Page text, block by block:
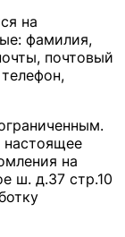
на
фамилия,
почтовый
на
ш. д.37 стр.10